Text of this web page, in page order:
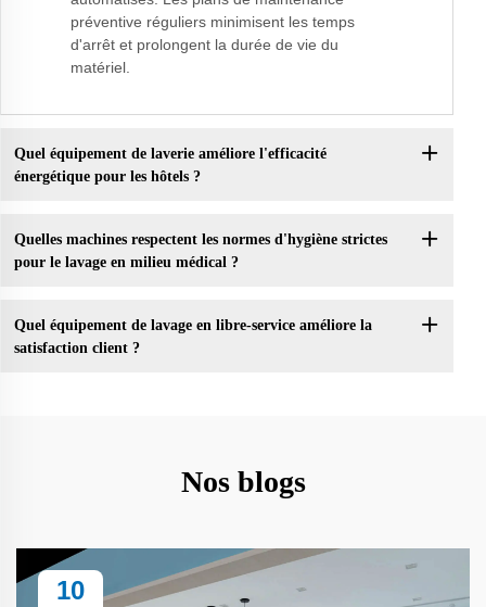
préventive réguliers minimisent les temps
d'arrêt et prolongent la durée de vie du
matériel.
Quel équipement de laverie améliore l'efficacité
énergétique pour les hôtels ?
Quelles machines respectent les normes d'hygiène strictes
pour le lavage en milieu médical ?
Quel équipement de lavage en libre-service améliore la
satisfaction client ?
Nos blogs
10